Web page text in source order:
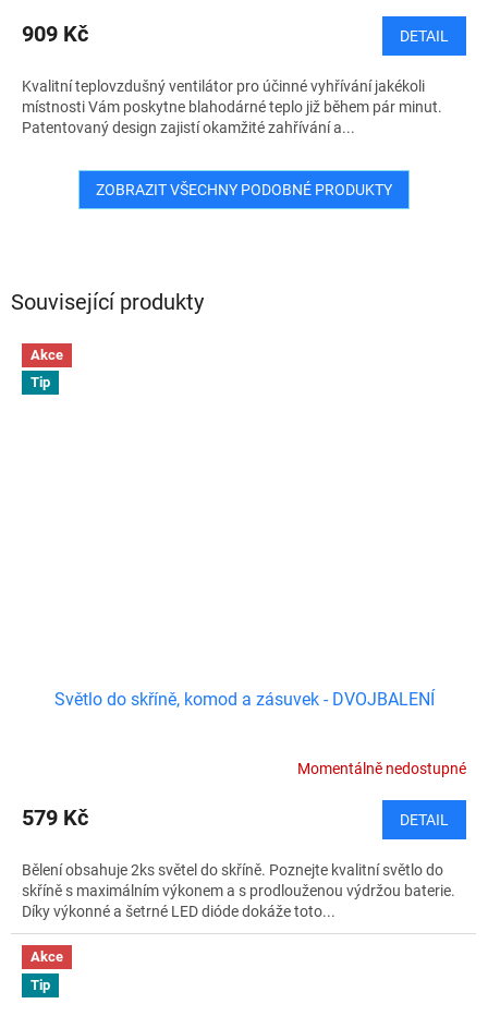
Související produkty
Akce
Tip
Světlo do skříně, komod a zásuvek - DVOJBALENÍ
Momentálně nedostupné
579 Kč DETAIL
Bělení obsahuje 2ks světel do skříně. Poznejte kvalitní světlo do
skříně s maximálním výkonem a s prodlouženou výdržou baterie.
Díky výkonné a šetrné LED dióde dokáže toto...
Akce
Tip
909 Kč DETAIL
Kvalitní teplovzdušný ventilátor pro účinné vyhřívání jakékoli
místnosti Vám poskytne blahodárné teplo již během pár minut.
Patentovaný design zajistí okamžité zahřívání a...
ZOBRAZIT VŠECHNY PODOBNÉ PRODUKTY